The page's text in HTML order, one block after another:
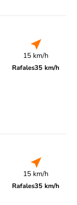
15 km/h
Rafales35 km/h
15 km/h
Rafales35 km/h